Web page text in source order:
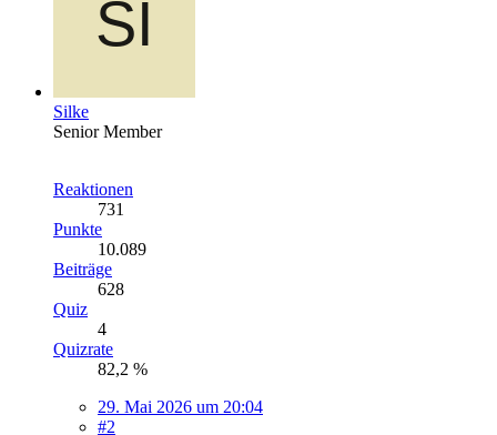
Silke
Senior Member
Reaktionen
731
Punkte
10.089
Beiträge
628
Quiz
4
Quizrate
82,2 %
29. Mai 2026 um 20:04
#2